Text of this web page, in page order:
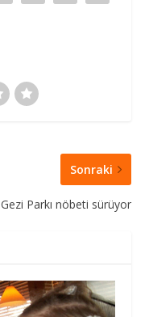
Sonraki
Gezi Parkı nöbeti sürüyor